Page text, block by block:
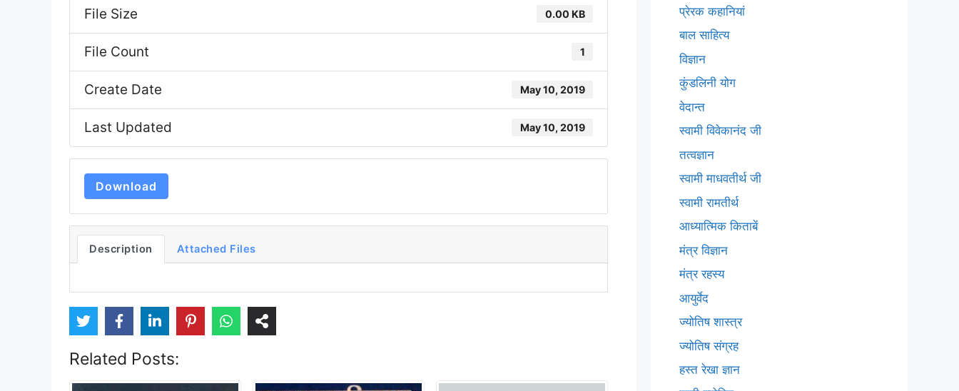
File Size 0.00 KB
File Count 1
Create Date May 10, 2019
Last Updated May 10, 2019
Download
Description Attached Files
Related Posts:
प्रेरक कहानियां
बाल साहित्य
विज्ञान
कुंडलिनी योग
वेदान्त
स्वामी विवेकानंद जी
तत्वज्ञान
स्वामी माधवतीर्थ जी
स्वामी रामतीर्थ
आध्यात्मिक किताबें
मंत्र विज्ञान
मंत्र रहस्य
आयुर्वेद
ज्योतिष शास्त्र
ज्योतिष संग्रह
हस्त रेखा ज्ञान